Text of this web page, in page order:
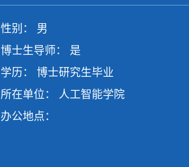
性别： 男
博士生导师： 是
学历： 博士研究生毕业
所在单位： 人工智能学院
办公地点：